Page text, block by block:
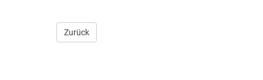
Zurück